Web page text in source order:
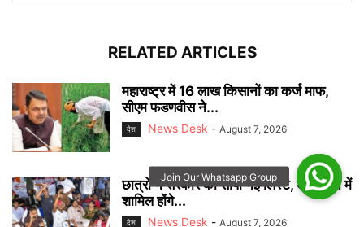
RELATED ARTICLES
महाराष्ट्र में 16 लाख किसानों का कर्ज माफ,
सीएम फडणवीस ने...
देश News Desk - August 7, 2026
छात्रों ने सरकार को सौंपी नई लिस्ट, डेलीगेशन में
शामिल होंगे...
देश News Desk - August 7, 2026